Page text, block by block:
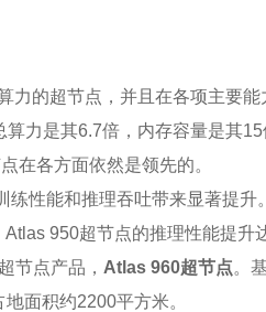
的超节点，并且在各项主要
力是其6.7倍，内存容量是其
在各方面依然是领先的。
性能和推理吞吐带来显著提
950超节点的推理性能提升
节点产品， Atlas 960超节点。
面积约2200平方米。